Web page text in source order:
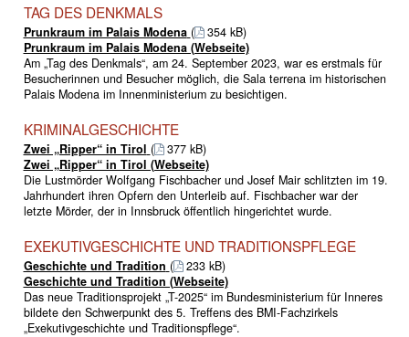
TAG DES DENKMALS
Prunkraum im Palais Modena (
354 kB)
Prunkraum im Palais Modena (Webseite)
Am „Tag des Denkmals“, am 24. September 2023, war es erstmals für
Besucherinnen und Besucher möglich, die Sala terrena im historischen
Palais Modena im Innenministerium zu besichtigen.
KRIMINALGESCHICHTE
Zwei „Ripper“ in Tirol (
377 kB)
Zwei „Ripper“ in Tirol (Webseite)
Die Lustmörder Wolfgang Fischbacher und Josef Mair schlitzten im 19.
Jahrhundert ihren Opfern den Unterleib auf. Fischbacher war der
letzte Mörder, der in Innsbruck öffentlich hingerichtet wurde.
EXEKUTIVGESCHICHTE UND TRADITIONSPFLEGE
Geschichte und Tradition (
233 kB)
Geschichte und Tradition (Webseite)
Das neue Traditionsprojekt „T-2025“ im Bundesministerium für Inneres
bildete den Schwerpunkt des 5. Treffens des BMI-Fachzirkels
„Exekutivgeschichte und Traditionspflege“.